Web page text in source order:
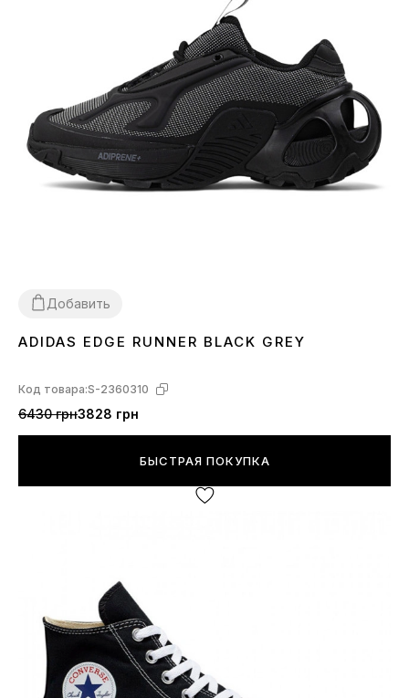
Добавить
36 3738 39 40414243 44
ADIDAS EDGE RUNNER BLACK GREY
Код товара:S-2360310
6430 грн3828 грн
БЫСТРАЯ ПОКУПКА